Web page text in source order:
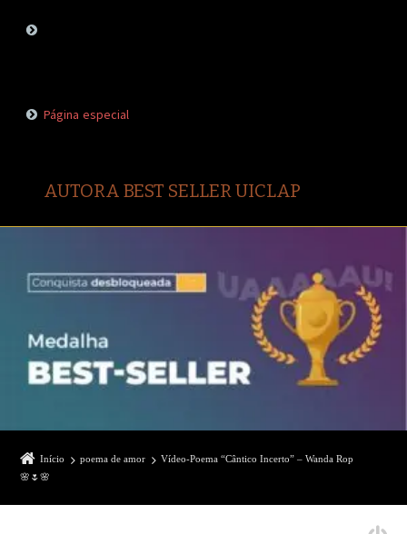
Página especial
AUTORA BEST SELLER UICLAP
Início poema de amor
Vídeo-Poema “Cântico Incerto” – Wanda Rop
🌸🌷🌸